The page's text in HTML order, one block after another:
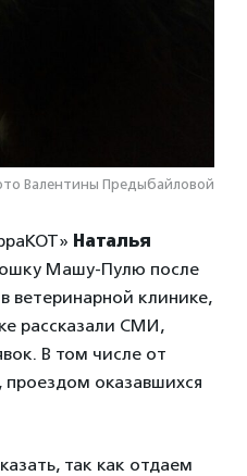
Валентины Предыбайловой
Наталья
Машу-Пулю после
ветеринарной клинике,
рассказали СМИ,
В том числе от
проездом оказавшихся
так как отдаем